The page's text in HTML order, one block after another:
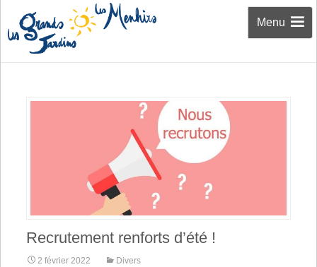
Menu
Recrutement renforts d’été !
2 février 2022 Divers